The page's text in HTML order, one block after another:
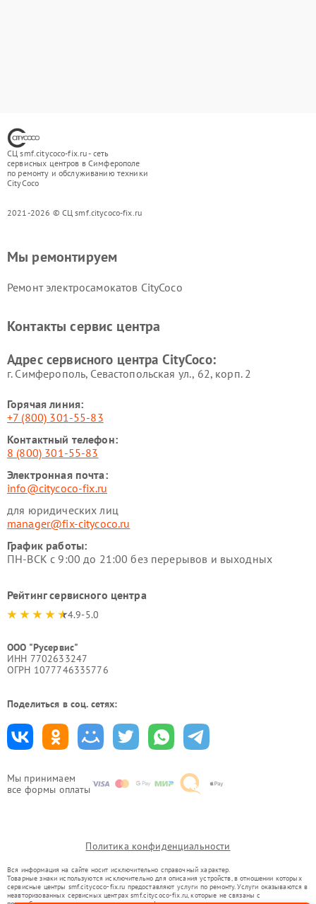
СЦ smf.citycoco-fix.ru - сеть
сервисных центров в Симферополе
по ремонту и обслуживанию техники
CityCoco
2021-2026 © СЦ smf.citycoco-fix.ru
Мы принимаем
все формы оплаты
Мы ремонтируем
Ремонт электросамокатов CityCoco
Контакты сервис центра
Адрес сервисного центра CityCoco:
г. Симферополь, Севастопольская ул., 62, корп. 2
Горячая линия:
+7 (800) 301-55-83
Контактный телефон:
8 (800) 301-55-83
Электронная почта:
info@citycoco-fix.ru
для юридических лиц
manager@fix-citycoco.ru
График работы:
ПН-ВСК с 9:00 до 21:00 без перерывов и выходных
Рейтинг сервисного центра
4.9-5.0
ООО "Русервис"
ИНН 7702633247
ОГРН 1077746335776
Поделиться в соц. сетях:
Политика конфиденциальности
Вся информация на сайте носит исключительно справочный характер.
Товарные знаки используются исключительно для описания устройств, в отношении которых
сервисные центры smf.citycoco-fix.ru предоставляют услуги по ремонту. Услуги оказываются в
неавторизованных сервисных центрах smf.citycoco-fix.ru, которые не связаны с